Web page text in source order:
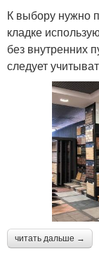
К выбору нужно
кладке
без внутренних
следует
читать дальше →